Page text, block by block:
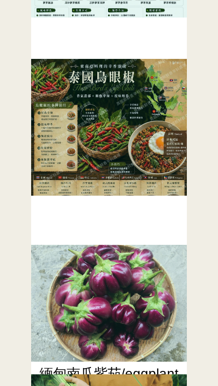
越南夢茅Mơ tam thể
泰國青椒/Prik Kii Nuu
Kiaw/พริกขี้หนู
緬甸南瓜紫茄/eggplant